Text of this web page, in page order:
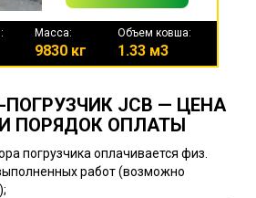
Масса:
9830 кг
Объем ковша:
1.33 м3
JCB — ЦЕНА
ПОРЯДОК ОПЛАТЫ
погрузчика оплачивается физ.
работ (возможно